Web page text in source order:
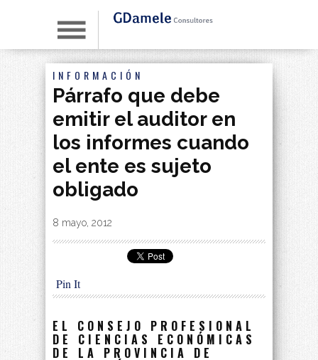
INFORMACIÓN
Párrafo que debe
emitir el auditor en
los informes cuando
el ente es sujeto
obligado
By|
8 mayo, 2012
Pin It
EL CONSEJO PROFESIONAL
DE CIENCIAS ECONÓMICAS
DE LA PROVINCIA DE